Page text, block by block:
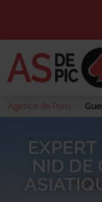
Agence de Paris
NID DE